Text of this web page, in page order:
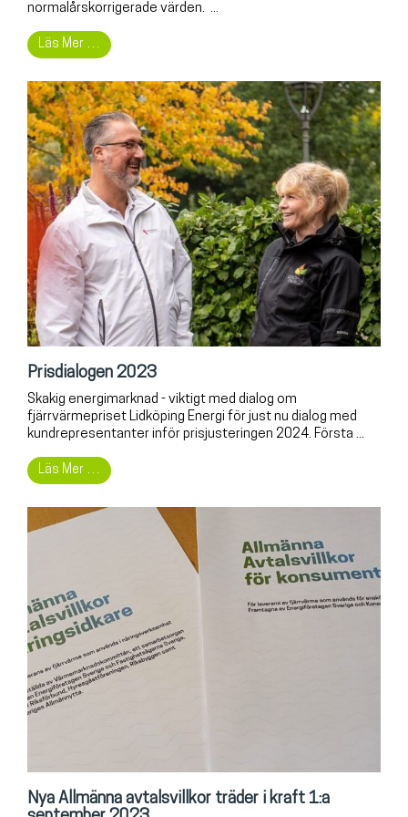
normalårskorrigerade värden. ...
Läs Mer …
Prisdialogen 2023
Skakig energimarknad - viktigt med dialog om
fjärrvärmepriset Lidköping Energi för just nu dialog med
kundrepresentanter inför prisjusteringen 2024. Första ...
Läs Mer …
Nya Allmänna avtalsvillkor träder i kraft 1:a